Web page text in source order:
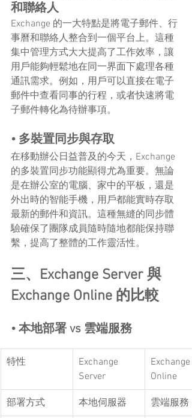
和聯絡人
Exchange 的一大特點是將電子郵件、行
事曆和聯絡人整合到一個平台上。這種
集中管理方式大大提高了工作效率，讓
用戶能夠輕鬆地在同一界面下處理各種
通訊需求。例如，用戶可以直接在電子
郵件中查看同事的行程，或者快速將電
子郵件轉化為待辦事項。
• 多裝置同步與存取
在移動辦公日益普及的今天，Exchange
的多裝置同步功能顯得尤為重要。無論
是在辦公室的電腦、家中的平板，還是
外出時的智能手機，用戶都能實時存取
最新的郵件和資訊。這種無縫的同步體
驗確保了團隊成員隨時隨地都能保持聯
繫，提高了整體的工作靈活性。
三、Exchange Server 與
Exchange Online 的比較
• 本地部署 vs 雲端服務
特性
Exchange
Server
Exchange
Online
部署方式 本地伺服器 雲端服務